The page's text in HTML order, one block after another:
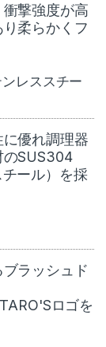
撃強度が高
柔らかくフ
レススチー
優れ調理器
のSUS304
ール）を採
ラッシュド
ロゴを